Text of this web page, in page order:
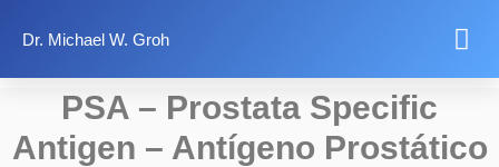
Dr. Michael W. Groh
PSA – Prostata Specific
Antigen – Antígeno Prostático